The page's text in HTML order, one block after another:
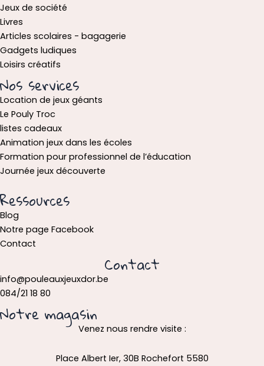
Jeux de société
Livres
Articles scolaires - bagagerie
Gadgets ludiques
Loisirs créatifs
Nos services
Location de jeux géants
Le Pouly Troc
listes cadeaux
Animation jeux dans les écoles
Formation pour professionnel de l’éducation
Journée jeux découverte
Ressources
Blog
Notre page Facebook
Contact
Contact
info@pouleauxjeuxdor.be
084/21 18 80
Notre magasin
Venez nous rendre visite :
Place Albert Ier, 30B Rochefort 5580